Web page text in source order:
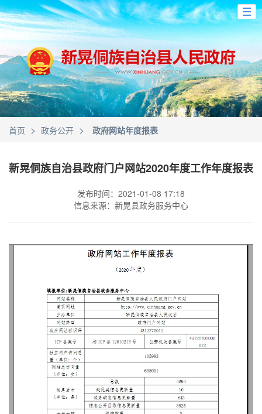
首页 > 政务公开 > 政府网站年度报表
新晃侗族自治县政府门户网站2020年度工作年度报表
发布时间：2021-01-08 17:18
信息来源：新晃县政务服务中心